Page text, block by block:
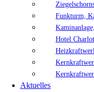
Funkturm,
Hotel
Aktuelles